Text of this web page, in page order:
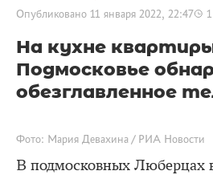
Опубликовано 11 января 2022, 22:47 1
На кухне
Подмосковье
обезглавленное
Фото: Мария Девахина / РИА Новости
В подмосковных Люберцах